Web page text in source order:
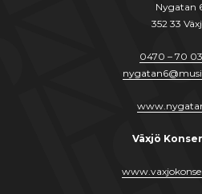
Nygatan
352 33
0470 – 70
Växjö